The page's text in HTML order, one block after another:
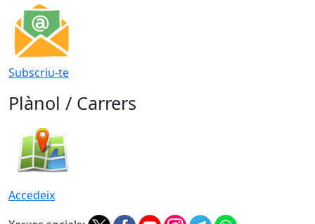
Subscriu-te
Plànol / Carrers
Accedeix